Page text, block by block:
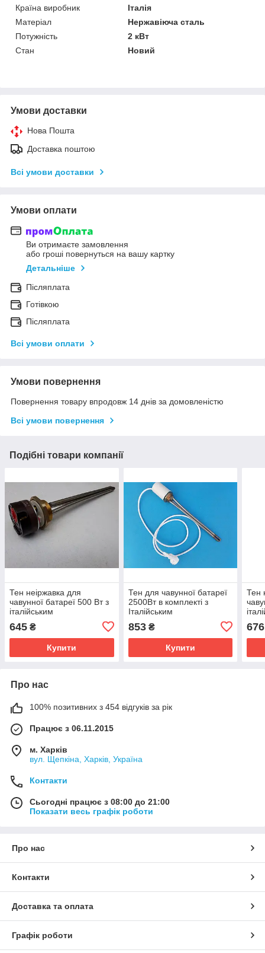
Країна виробник
Італія
Матеріал
Нержавіюча сталь
Потужність
2 кВт
Стан
Новий
Умови доставки
Нова Пошта
Доставка поштою
Всі умови доставки
Умови оплати
Ви отримаєте замовлення
або гроші повернуться на вашу картку
Детальніше
Післяплата
Готівкою
Післяплата
Всі умови оплати
Умови повернення
Повернення товару впродовж 14 днів за домовленістю
Всі умови повернення
Подібні товари компанії
Тен неіржавка для
чавунної батареї 500 Вт з
італійським
терморегулятором Reco (з
тепловим захистом)
645 ₴
Купити
Тен для чавунної батареї
2500Вт в комплекті з
Італійським
853₴
Купити
Тен
676
Про нас
100% позитивних з 454 відгуків за рік
Працює з 06.11.2015
м. Харків
вул. Щепкіна, Харків, Україна
Контакти
Сьогодні працює з 08:00 до 21:00
Показати весь графік роботи
Про нас
Контакти
Доставка та оплата
Графік роботи